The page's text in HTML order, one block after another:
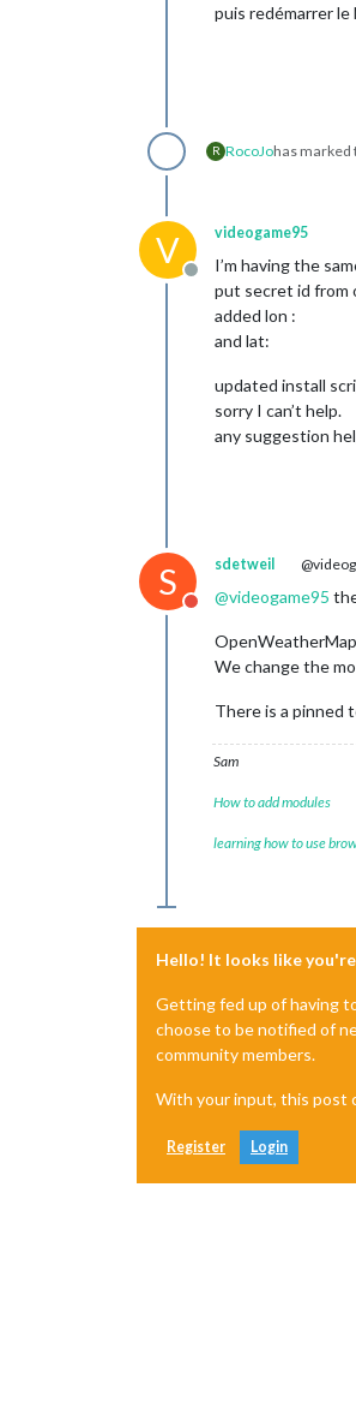
puis redémarrer
R RocoJohas marked
V
Offline
videogame95
I’m having the
put secret id from
added lon :
and lat:
updated install
sorry I can’t help.
any suggestion
S
Do not disturb
sdetweil
@videogame95
We change the
There is a pinned
Sam
How to add modules
learning how to use
Hello! It looks like
Getting fed up of having
choose to be notified of
community members.
With your input, this post
Register Login